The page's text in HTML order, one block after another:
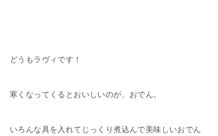
どうもラヴィです！
寒くなってくるとおいしいのが、おでん。
いろんな具を入れてじっくり煮込んで美味しいおでん